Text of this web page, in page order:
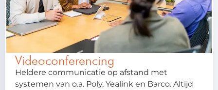
Videoconferencing
Heldere communicatie op afstand met
systemen van o.a. Poly, Yealink en Barco. Altijd